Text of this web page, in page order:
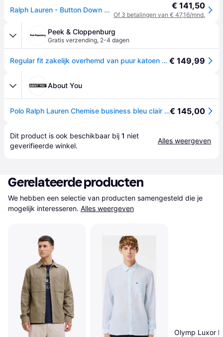
Ralph Lauren - Button Down Custom Fit Stretch Shirt - Heren - Overhemden - Blauw - Maat: 2XL Katoen € 141,50
Of 3 betalingen van € 47,16/mnd.
Peek & Cloppenburg
Gratis verzending, 2-4 dagen
Regular fit zakelijk overhemd van puur katoen - Koningsblauw - 45 € 149,99
About You
Polo Ralph Lauren Chemise business bleu clair / ocre€ 145,00
Dit product is ook beschikbaar bij 1 niet
geverifieerde winkel.
Alles weergeven
Gerelateerde producten
We hebben een selectie van producten samengesteld die je
mogelijk interesseren. Alles weergeven
Olymp Luxor